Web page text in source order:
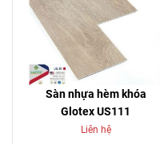
Sàn nhựa hèm khóa
Glotex US111
Liên hệ